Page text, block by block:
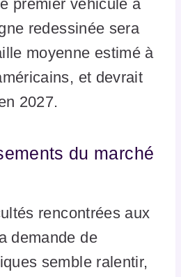
premier véhicule à
redessinée sera
moyenne estimé à
et devrait
2027.
du marché
rencontrées aux
demande de
semble ralentir,